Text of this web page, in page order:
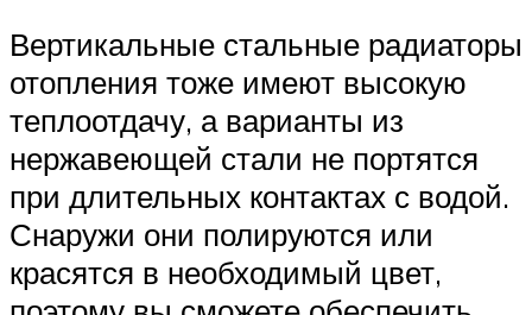
Вертикальные стальные радиаторы
отопления тоже имеют высокую
теплоотдачу, а варианты из
нержавеющей стали не портятся
при длительных контактах с водой.
Снаружи они полируются или
красятся в необходимый цвет,